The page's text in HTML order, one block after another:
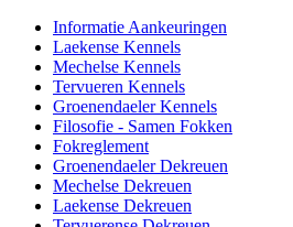
Informatie Aankeuringen
Laekense Kennels
Mechelse Kennels
Tervueren Kennels
Groenendaeler Kennels
Filosofie - Samen Fokken
Fokreglement
Groenendaeler Dekreuen
Mechelse Dekreuen
Laekense Dekreuen